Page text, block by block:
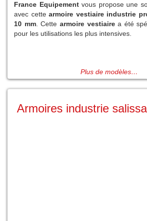
France Equipementvous propose une
avec cettearmoire vestiaire industrie
10 mm. Cette armoire vestiairea été
pour les utilisations les plus intensives.
Plus de modèles…
Armoires industrie